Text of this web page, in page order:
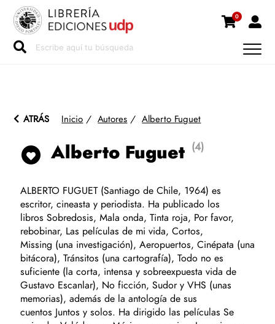
0
ATRÁS Inicio / Autores / Alberto Fuguet
Alberto Fuguet (4)
ALBERTO FUGUET (Santiago de Chile, 1964) es
escritor, cineasta y periodista. Ha publicado los
libros Sobredosis, Mala onda, Tinta roja, Por favor,
rebobinar, Las películas de mi vida, Cortos,
Missing (una investigación), Aeropuertos, Cinépata (una
bitácora), Tránsitos (una cartografía), Todo no es
suficiente (la corta, intensa y sobreexpuesta vida de
Gustavo Escanlar), No ficción, Sudor y VHS (unas
memorias), además de la antología de sus
cuentos Juntos y solos. Ha dirigido las películas Se